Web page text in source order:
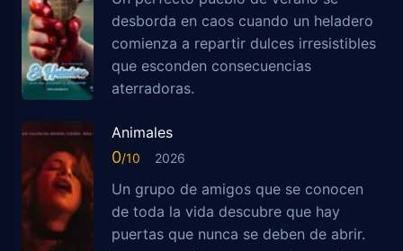
desborda en caos cuando un heladero
comienza a repartir dulces irresistibles
que esconden consecuencias
aterradoras.
Animales
0 2026
Un grupo de amigos que se conocen
de toda la vida descubre que hay
puertas que nunca se deben de abrir.